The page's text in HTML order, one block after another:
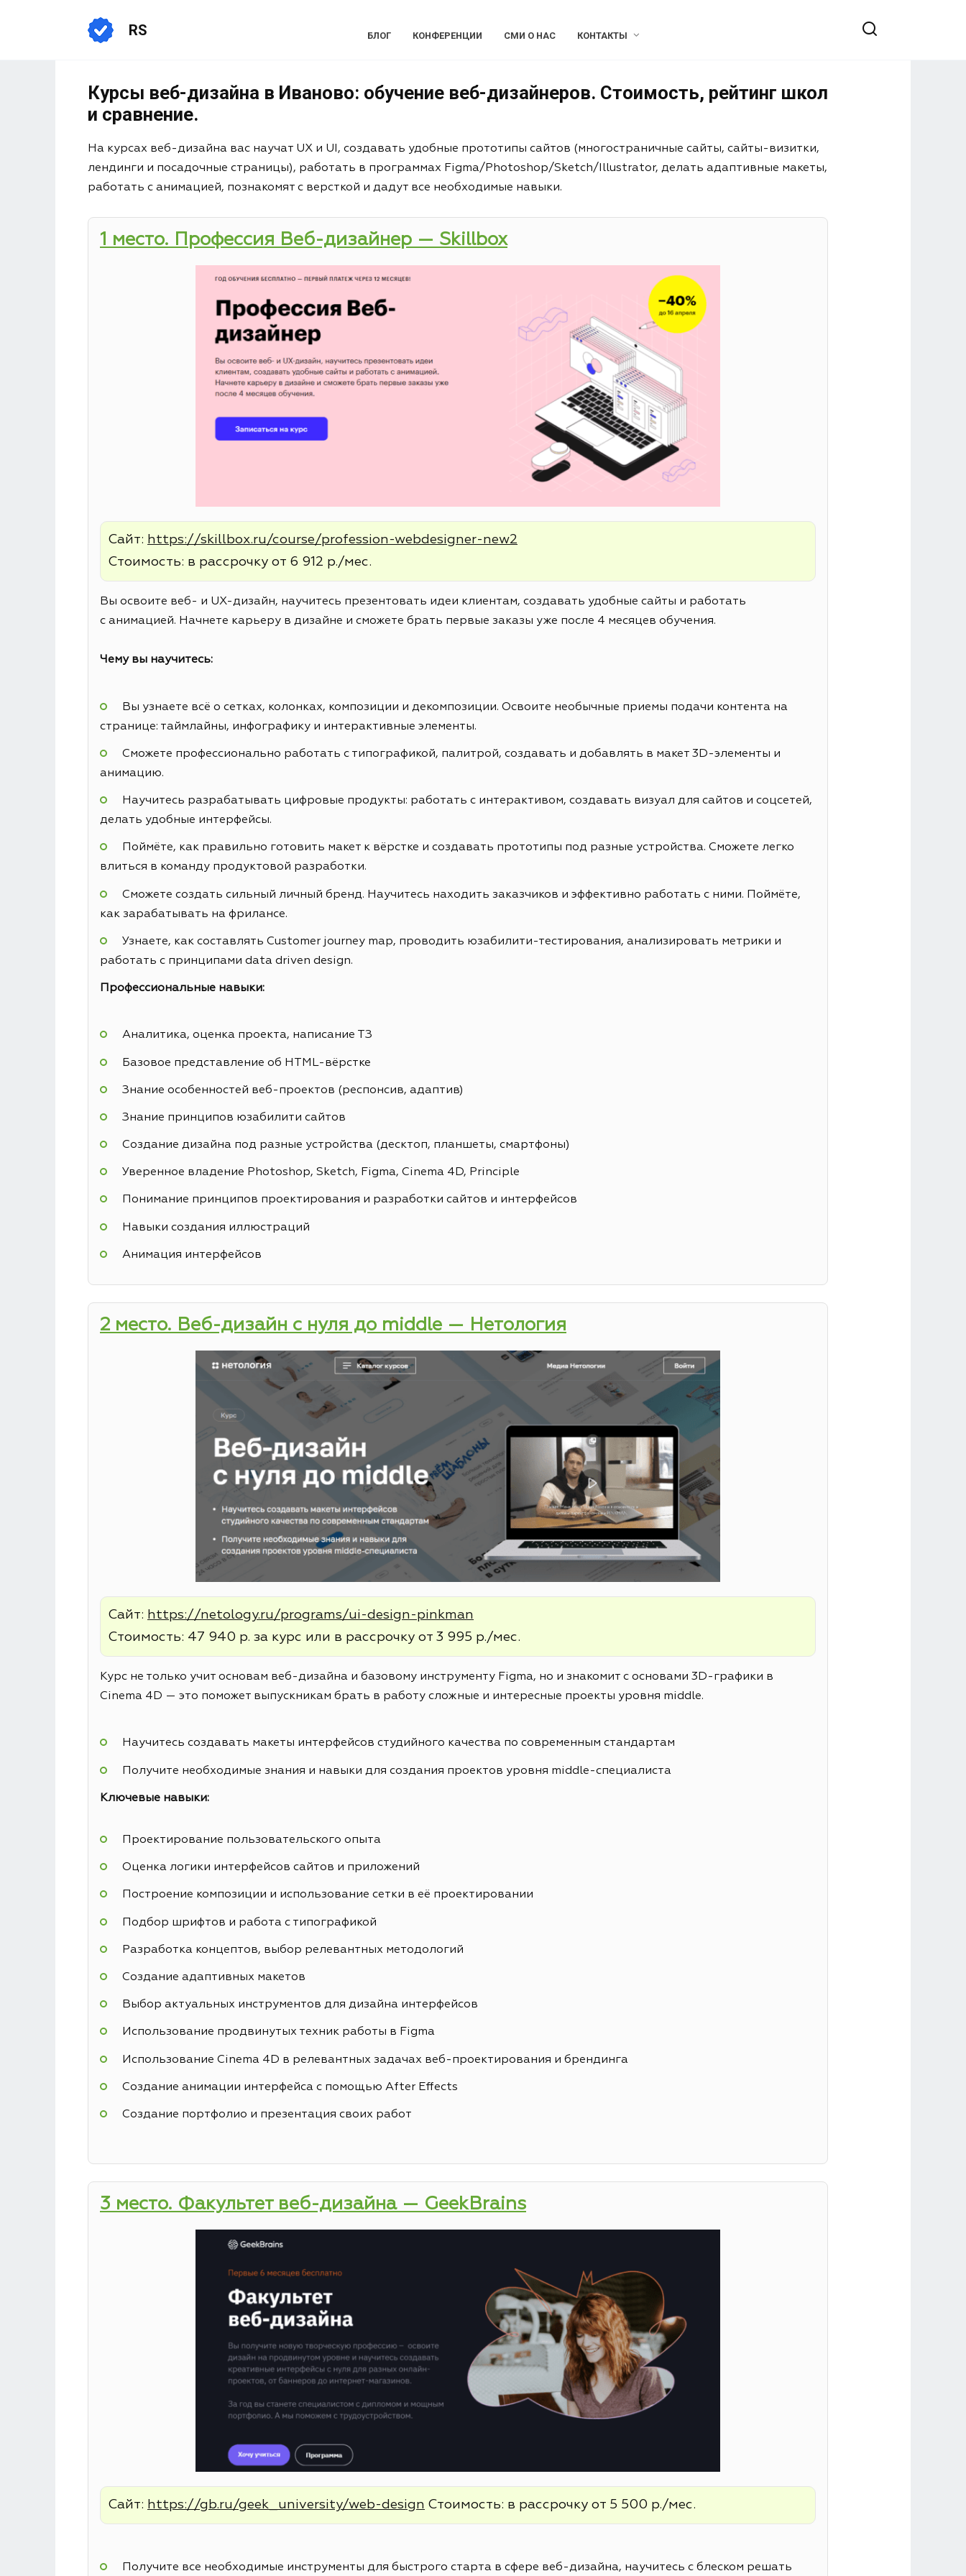
RS БЛОГ КОНФЕРЕНЦИИ СМИ О НАС КОНТАКТЫ
Курсы веб-дизайна в Иваново: обучение веб-дизайнеров. Стоимость, рейтинг школ
и сравнение.
На курсах веб-дизайна вас научат UX и UI, создавать удобные прототипы сайтов (многостраничные сайты, сайты-визитки,
лендинги и посадочные страницы), работать в программах Figma/Photoshop/Sketch/Illustrator, делать адаптивные макеты,
работать с анимацией, познакомят с версткой и дадут все необходимые навыки.
1 место. Профессия Веб-дизайнер — Skillbox
Сайт: https://skillbox.ru/course/profession-webdesigner-new2
Стоимость: в рассрочку от 6 912 р./мес.
Вы освоите веб- и UX-дизайн, научитесь презентовать идеи клиентам, создавать удобные сайты и работать
с анимацией. Начнете карьеру в дизайне и сможете брать первые заказы уже после 4 месяцев обучения.
Чему вы научитесь:
Вы узнаете всё о сетках, колонках, композиции и декомпозиции. Освоите необычные приемы подачи контента на
странице: таймлайны, инфографику и интерактивные элементы.
Сможете профессионально работать с типографикой, палитрой, создавать и добавлять в макет 3D-элементы и
анимацию.
Научитесь разрабатывать цифровые продукты: работать с интерактивом, создавать визуал для сайтов и соцсетей,
делать удобные интерфейсы.
Поймёте, как правильно готовить макет к вёрстке и создавать прототипы под разные устройства. Сможете легко
влиться в команду продуктовой разработки.
Сможете создать сильный личный бренд. Научитесь находить заказчиков и эффективно работать с ними. Поймёте,
как зарабатывать на фрилансе.
Узнаете, как составлять Customer journey map, проводить юзабилити-тестирования, анализировать метрики и
работать с принципами data driven design.
Профессиональные навыки:
Аналитика, оценка проекта, написание ТЗ
Базовое представление об HTML-вёрстке
Знание особенностей веб-проектов (респонсив, адаптив)
Знание принципов юзабилити сайтов
Создание дизайна под разные устройства (десктоп, планшеты, смартфоны)
Уверенное владение Photoshop, Sketch, Figma, Cinema 4D, Principle
Понимание принципов проектирования и разработки сайтов и интерфейсов
Навыки создания иллюстраций
Анимация интерфейсов
2 место. Веб-дизайн с нуля до middle — Нетология
Сайт: https://netology.ru/programs/ui-design-pinkman
Стоимость: 47 940 р. за курс или в рассрочку от 3 995 р./мес.
Курс не только учит основам веб-дизайна и базовому инструменту Figma, но и знакомит с основами 3D-графики в
Cinema 4D — это поможет выпускникам брать в работу сложные и интересные проекты уровня middle.
Научитесь создавать макеты интерфейсов студийного качества по современным стандартам
Получите необходимые знания и навыки для создания проектов уровня middle-специалиста
Ключевые навыки:
Проектирование пользовательского опыта
Оценка логики интерфейсов сайтов и приложений
Построение композиции и использование сетки в её проектировании
Подбор шрифтов и работа с типографикой
Разработка концептов, выбор релевантных методологий
Создание адаптивных макетов
Выбор актуальных инструментов для дизайна интерфейсов
Использование продвинутых техник работы в Figma
Использование Cinema 4D в релевантных задачах веб-проектирования и брендинга
Создание анимации интерфейса с помощью After Effects
Создание портфолио и презентация своих работ
3 место. Факультет веб-дизайна — GeekBrains
Сайт: https://gb.ru/geek_university/web-design Стоимость: в рассрочку от 5 500 р./мес.
Получите все необходимые инструменты для быстрого старта в сфере веб-дизайна, научитесь с блеском решать